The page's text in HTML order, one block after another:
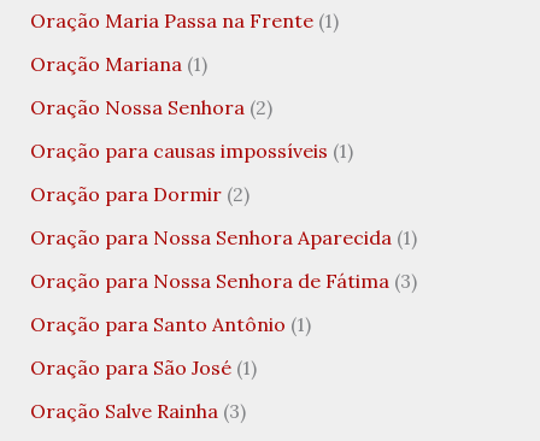
Oração Maria Passa na Frente(1)
Oração Mariana(1)
Oração Nossa Senhora(2)
Oração para causas impossíveis (1)
Oração para Dormir(2)
Oração para Nossa Senhora Aparecida(1)
Oração para Nossa Senhora de Fátima(3)
Oração para Santo Antônio (1)
Oração para São José(1)
Oração Salve Rainha(3)